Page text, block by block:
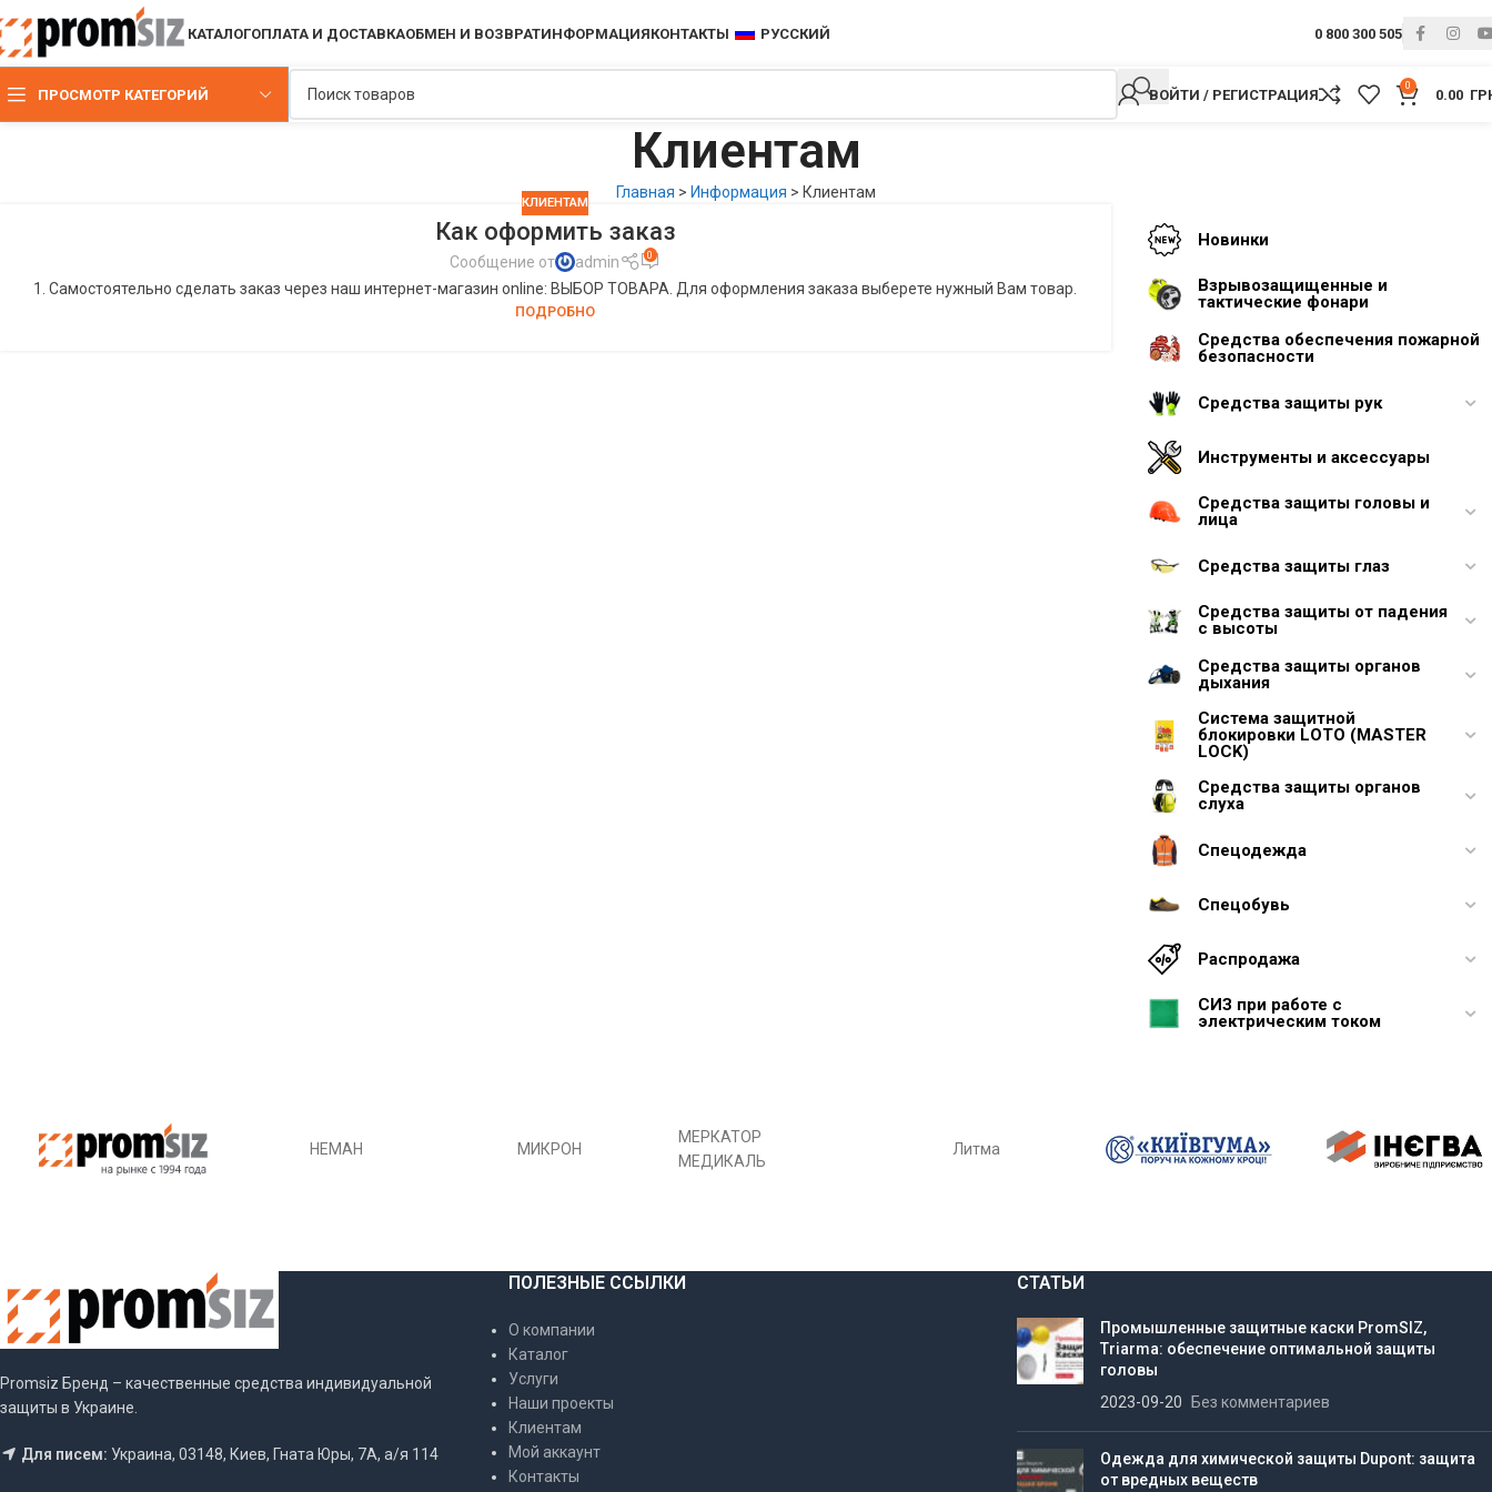
КАТАЛОГОПЛАТА И ДОСТАВКАОБМЕН И ВОЗВРАТИНФОРМАЦИЯКОНТАКТЫ РУССКИЙ 0 800 300 505
ПРОСМОТР КАТЕГОРИЙ ВОЙТИ / РЕГИСТРАЦИЯ
0
0.00
Клиентам
Главная > Информация > Клиентам
КЛИЕНТАМ
Как оформить заказ
Сообщение от admin 0
1. Самостоятельно сделать заказ через наш интернет-магазин online: ВЫБОР ТОВАРА. Для оформления заказа выберете нужный Вам товар.
ПОДРОБНО
Новинки
Взрывозащищенные и
тактические фонари
Средства обеспечения пожарной
безопасности
Средства защиты рук
Инструменты и аксессуары
Средства защиты головы и
лица
Средства защиты глаз
Средства защиты от падения
с высоты
Средства защиты органов
дыхания
Система защитной
блокировки LOTO (MASTER
LOCK)
Средства защиты органов
слуха
Спецодежда
Спецобувь
Распродажа
СИЗ при работе с
электрическим током
НЕМАН МИКРОН
МЕРКАТОР
МЕДИКАЛЬ
Литма
Promsiz Бренд – качественные средства индивидуальной
защиты в Украине.
Для писем: Украина, 03148, Киев, Гната Юры, 7А, а/я 114
ПОЛЕЗНЫЕ ССЫЛКИ
О компании
Каталог
Услуги
Наши проекты
Клиентам
Мой аккаунт
Контакты
СТАТЬИ
Промышленные защитные каски PromSIZ,
Triarma: обеспечение оптимальной защиты
головы
2023-09-20
Без комментариев
Одежда для химической защиты Dupont: защита
от вредных веществ